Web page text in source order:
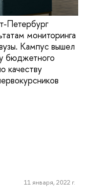
Петербург
мониторинга
Кампус вышел
бюджетного
качеству
11 января, 2022 г.